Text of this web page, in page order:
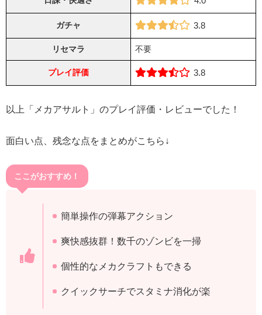
ガチャ 3.8
リセマラ 不要
プレイ評価 3.8
以上「メカアサルト」のプレイ評価・レビューでした！
面白い点、残念な点をまとめがこちら↓
ここがおすすめ！
簡単操作の弾幕アクション
爽快感抜群！数千のゾンビを一掃
個性的なメカクラフトもできる
クイックサーチでスタミナ消化が楽